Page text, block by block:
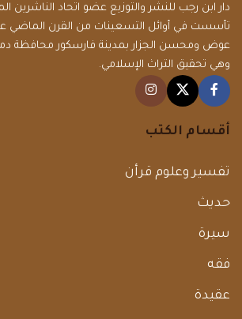
دار ابن رجب للنشر والتوزيع عضو اتحاد الناشرين
تأسست في أوائل التسعينات من القرن الماضي
عوض ومحسن الجزار بمدينة فارسكور محافظة
وهي تحقيق التراث الإسلامي.
أقسام الكتب
تفسير وعلوم قرأن
حديث
سيرة
فقه
عقيدة